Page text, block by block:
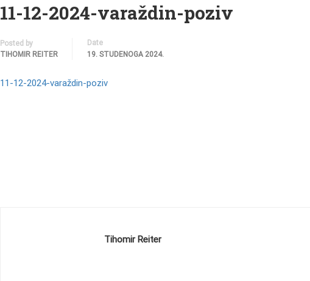
11-12-2024-varaždin-poziv
Posted by
TIHOMIR REITER
Date
19. STUDENOGA 2024.
11-12-2024-varaždin-poziv
Tihomir Reiter